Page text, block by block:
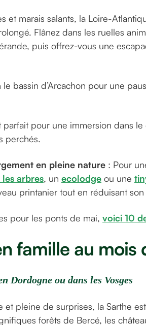
et marais salants, la Loire-
Flânez dans les ruelles
puis offrez-vous une
bassin d’Arcachon pour une
parfait pour une immersion dans
perchés.
en pleine nature : Pour
arbres, un ecolodge ou une
printanier tout en réduisant
pour les ponts de mai, voici 10
famille au mois
Dordogne ou dans les Vosges
et pleine de surprises, la Sarthe
forêts de Bercé, les